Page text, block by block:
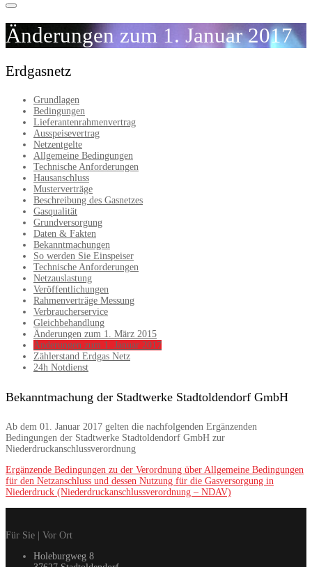
Änderungen zum 1. Januar 2017
Erdgasnetz
Grundlagen
Bedingungen
Lieferantenrahmenvertrag
Ausspeisevertrag
Netzentgelte
Allgemeine Bedingungen
Technische Anforderungen
Hausanschluss
Musterverträge
Beschreibung des Gasnetzes
Gasqualität
Grundversorgung
Daten & Fakten
Bekanntmachungen
So werden Sie Einspeiser
Technische Anforderungen
Netzauslastung
Veröffentlichungen
Rahmenverträge Messung
Verbraucherservice
Gleichbehandlung
Änderungen zum 1. März 2015
Änderungen zum 1. Januar 2017
Zählerstand Erdgas Netz
24h Notdienst
Bekanntmachung der Stadtwerke Stadtoldendorf GmbH
Ab dem 01. Januar 2017 gelten die nachfolgenden Ergänzenden
Bedingungen der Stadtwerke Stadtoldendorf GmbH zur
Niederdruckanschlussverordnung
Ergänzende Bedingungen zu der Verordnung über Allgemeine Bedingungen
für den Netzanschluss und dessen Nutzung für die Gasversorgung in
Niederdruck (Niederdruckanschlussverordnung – NDAV)
Für Sie | Vor Ort
Holeburgweg 8